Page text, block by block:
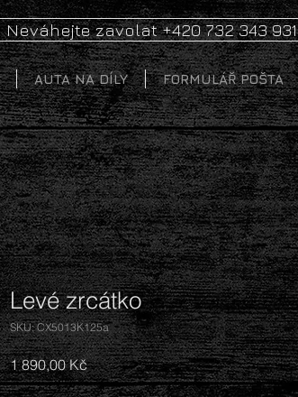
Neváhejte zavolat +420 732 343 931
AUTA NA DÍLY FORMULÁŘ POŠTA
Levé zrcátko
SKU: CX5013K125a
1 890,00 KčCena